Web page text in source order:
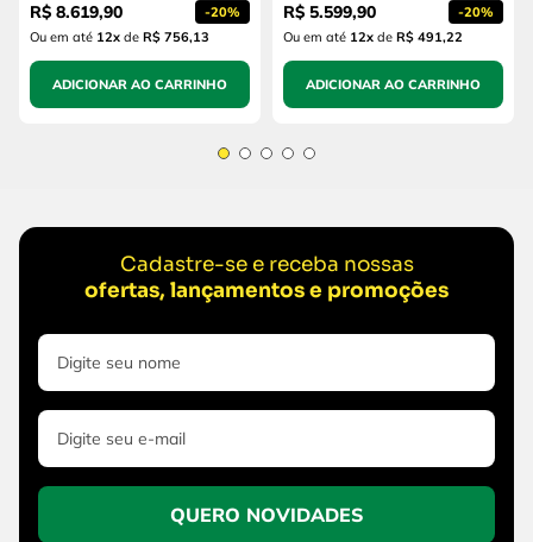
R$ 8.619,90 -20%
Ou em até 12x de R$ 756,13
ADICIONAR AO CARRINHO
R$ 5.599,90 -20%
Ou em até 12x de R$ 491,22
ADICIONAR AO CARRINHO
Cadastre-se e receba nossas
ofertas, lançamentos e promoções
QUERO NOVIDADES